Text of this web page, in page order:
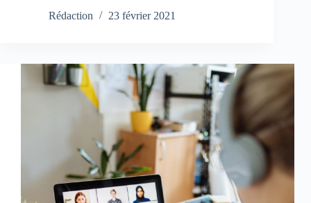
Rédaction
23 février 2021